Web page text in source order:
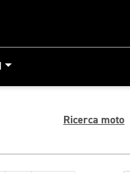
Ricerca moto